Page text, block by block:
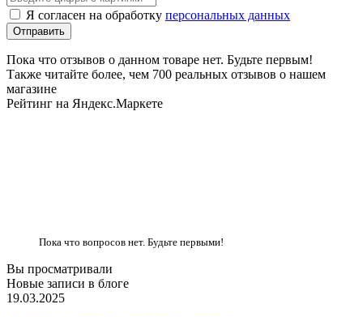
Я согласен на обработку персональных данных
Пока что отзывов о данном товаре нет. Будьте первым!
Также читайте более, чем 700 реальных отзывов о нашем
магазине
Рейтинг на Яндекс.Маркете
Пока что вопросов нет. Будьте первыми!
Вы просматривали
Новые записи в блоге
19.03.2025